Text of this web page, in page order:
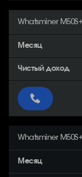
Whatsminer
Whatsminer